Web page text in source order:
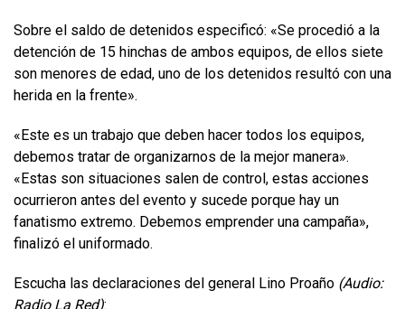
Sobre el saldo de detenidos especificó: «Se procedió a la
detención de 15 hinchas de ambos equipos, de ellos siete
son menores de edad, uno de los detenidos resultó con una
herida en la frente».
«Este es un trabajo que deben hacer todos los equipos,
debemos tratar de organizarnos de la mejor manera».
«Estas son situaciones salen de control, estas acciones
ocurrieron antes del evento y sucede porque hay un
fanatismo extremo. Debemos emprender una campaña»,
finalizó el uniformado.
Escucha las declaraciones del general Lino Proaño (Audio:
Radio La Red):